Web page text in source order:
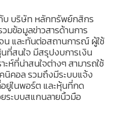
บ บริษัท หลักทรัพย์กสิกร
มข้อมูลข่าวสารด้านการ
น และทันต่อสถานการณ์ ผู้ใช้
ที่สนใจ มีสรุปงบการเงิน
ห์ที่น่าสนใจต่างๆ สามารถใช้
นิคอล รวมถึงมีระบบแจ้ง
ยู่ในพอร์ต และหุ้นที่กด
ยระบบสแกนลายนิ้วมือ